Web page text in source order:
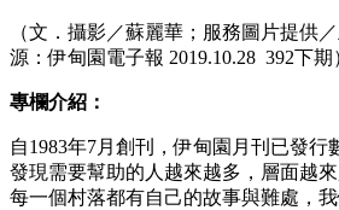
（文．攝影／蘇麗華；服務圖片提供
源：伊甸園電子報 2019.10.28 392下期
專欄介紹：
自1983年7月創刊，伊甸園月刊已發行
發現需要幫助的人越來越多，層面越來
每一個村落都有自己的故事與難處，